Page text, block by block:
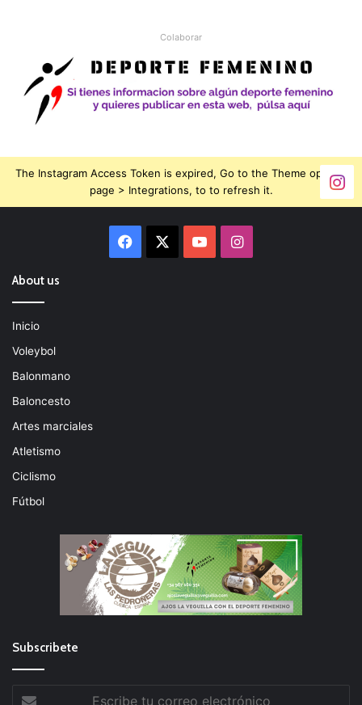
Colaborar
The Instagram Access Token is expired, Go to the Theme options
page > Integrations, to to refresh it.
Facebook YouTubeInstagram
About us
Inicio
Voleybol
Balonmano
Baloncesto
Artes marciales
Atletismo
Ciclismo
Fútbol
Subscribete